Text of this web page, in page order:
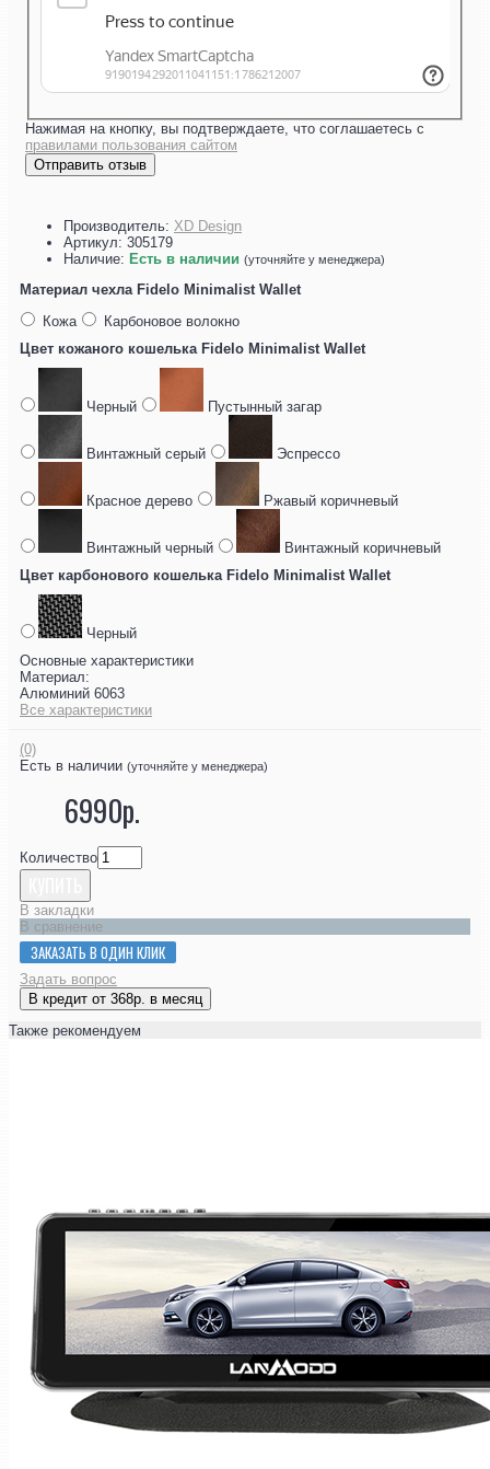
Нажимая на кнопку, вы подтверждаете, что соглашаетесь с
правилами пользования сайтом
Отправить отзыв
Производитель: XD Design
Артикул: 305179
Наличие: Есть в наличии (уточняйте у менеджера)
Материал чехла Fidelo Minimalist Wallet
Кожа
Карбоновое волокно
Цвет кожаного кошелька Fidelo Minimalist Wallet
Черный Пустынный загар
Винтажный серый Эспрессо
Красное дерево Ржавый коричневый
Винтажный черный
Винтажный коричневый
Цвет карбонового кошелька Fidelo Minimalist Wallet
Черный
Основные характеристики
Материал:
Алюминий 6063
Все характеристики
(0)
Есть в наличии (уточняйте у менеджера)
6990р.
Количество
В закладки
В сравнение
ЗАКАЗАТЬ В ОДИН КЛИК
Задать вопрос
В кредит от 368р. в месяц
Также рекомендуем